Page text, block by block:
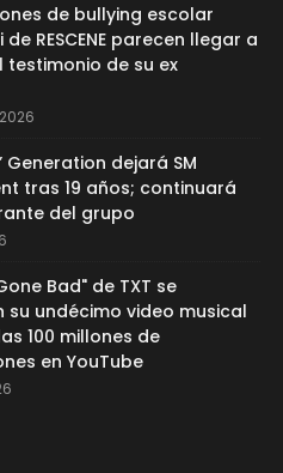
de bullying escolar
RESCENE parecen llegar a
testimonio de su ex
Generation dejará SM
tras 19 años; continuará
del grupo
Bad" de TXT se
su undécimo video musical
100 millones de
en YouTube